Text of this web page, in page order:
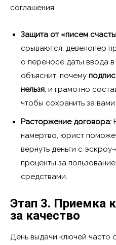
соглашения.
Защита от «писем
срываются, девелопер
о переносе даты ввода
объяснит, почему
нельзя, и грамотно
чтобы сохранить за
Расторжение договора:
намертво, юрист
вернуть деньги с
проценты за
средствами.
Этап 3. Приемка
за качество
День выдачи ключей часто